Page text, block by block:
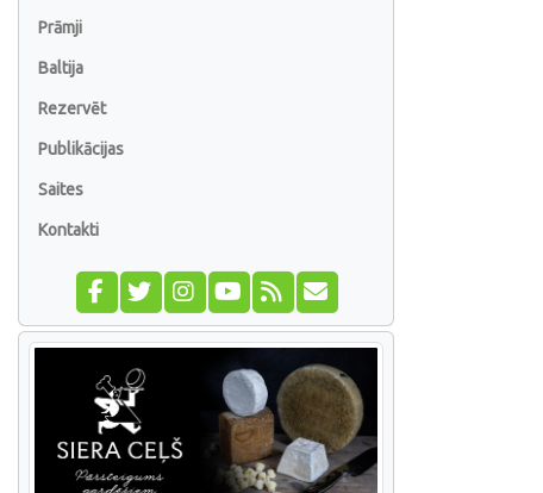
Prāmji
Baltija
Rezervēt
Publikācijas
Saites
Kontakti